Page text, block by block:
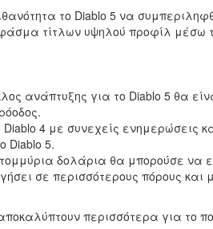
το Diablo 5 να
τίτλων υψηλού προφίλ μέσω
ανάπτυξης για το Diablo 5 θα
Diablo 4 με συνεχείς ενημερώσεις
Diablo 5.
δολάρια θα μπορούσε να
σε περισσότερους πόρους και
περισσότερα για το